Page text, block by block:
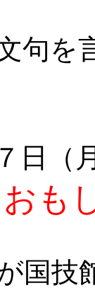
句を
日（
も
国